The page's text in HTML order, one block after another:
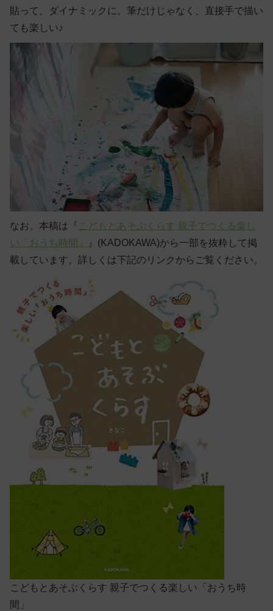
貼って、ダイナミックに。筆だけじゃなく、直接手で描い
ても楽しい♪
なお、本稿は『 こどもとあそぶくらす 親子でつくる楽し
い「おうち時間」
』(KADOKAWA)から一部を抜粋して掲
載しています。詳しくは下記のリンクからご覧ください。
こどもとあそぶくらす 親子でつくる楽しい「おうち時
間」